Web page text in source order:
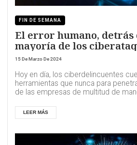
FIN DE SEMANA
El error humano, detrás
mayoría de los
empresas
15 De Marzo De 2024
Hoy en día, los ciberdelincuentes
herramientas que nunca para
de las empresas de multitud de
LEER MÁS